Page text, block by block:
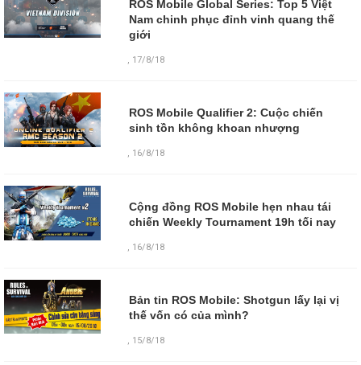
ROS Mobile Global Series: Top 5 Việt
Nam chinh phục đỉnh vinh quang thế
giới
, 17/8/18
ROS Mobile Qualifier 2: Cuộc chiến
sinh tồn không khoan nhượng
, 16/8/18
Cộng đồng ROS Mobile hẹn nhau tái
chiến Weekly Tournament 19h tối nay
, 16/8/18
Bản tin ROS Mobile: Shotgun lấy lại vị
thế vốn có của mình?
, 15/8/18